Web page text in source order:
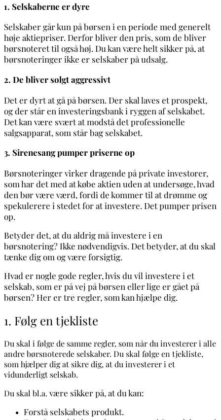
1. Selskaberne er dyre
Selskaber går kun på børsen i en periode med generelt
høje aktiepriser. Derfor bliver den pris, som de bliver
børsnoteret til også høj. Du kan være helt sikker på, at
børsnoteringer ikke er selskaber på udsalg.
2. De bliver solgt aggressivt
Det er dyrt at gå på børsen. Der skal laves et prospekt,
og der står en investeringsbank i ryggen af selskabet.
Det kan være svært at modstå det professionelle
salgsapparat, som står bag selskabet.
3. Sirenesang pumper priserne op
Børsnoteringer virker dragende på private investorer,
som har det med at købe aktien uden at undersøge, hvad
den bør være værd, fordi de kommer til at drømme og
spekulerere i stedet for at investere. Det pumper prisen
op.
Betyder det, at du aldrig må investere i en
børsnotering? Ikke nødvendigvis. Det betyder, at du skal
tænke dig om og være forsigtig.
Hvad er nogle gode regler, hvis du vil investere i et
selskab, som er på vej på børsen eller lige er gået på
børsen? Her er tre regler, som kan hjælpe dig.
1. Følg en tjekliste
Du skal i følge de samme regler, som når du investerer i alle
andre børsnoterede selskaber. Du skal følge en tjekliste,
som hjælper dig at sikre dig, at du investerer i et
vidunderligt selskab.
Du skal bl.a. være sikker på, at du kan:
Forstå selskabets produkt.